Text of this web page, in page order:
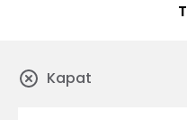
Kapat